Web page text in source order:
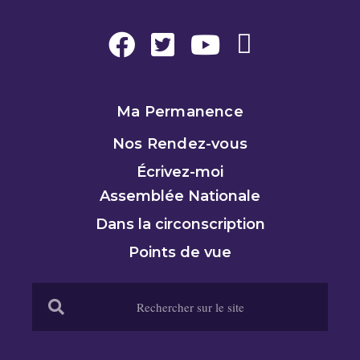
Ma Permanence
Nos Rendez-vous
Écrivez-moi
Assemblée Nationale
Dans la circonscription
Points de vue